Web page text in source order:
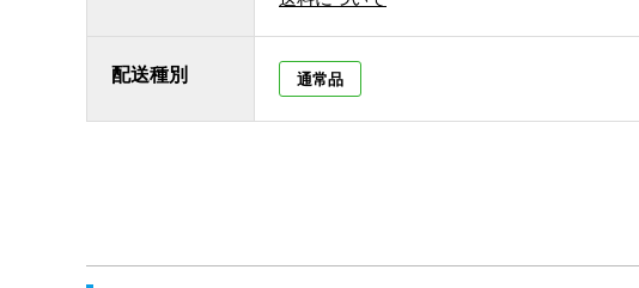
配送種別 通常品